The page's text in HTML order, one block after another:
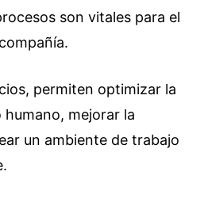
son vitales para el
permiten optimizar la
mejorar la
un ambiente de trabajo